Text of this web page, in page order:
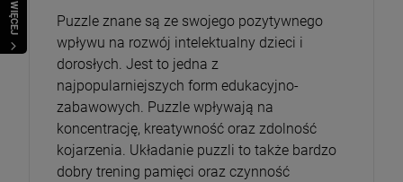
WIĘCEJ
Puzzle znane są ze swojego pozytywnego
wpływu na rozwój intelektualny dzieci i
dorosłych. Jest to jedna z
najpopularniejszych form edukacyjno-
zabawowych. Puzzle wpływają na
koncentrację, kreatywność oraz zdolność
kojarzenia. Układanie puzzli to także bardzo
dobry trening pamięci oraz czynność